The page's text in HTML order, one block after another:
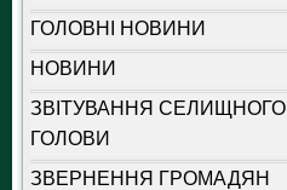
ГОЛОВНІ НОВИНИ
НОВИНИ
ЗВІТУВАННЯ СЕЛИЩНОГО
ГОЛОВИ
ЗВЕРНЕННЯ ГРОМАДЯН